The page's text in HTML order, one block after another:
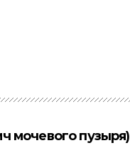
мочевого пузыря)